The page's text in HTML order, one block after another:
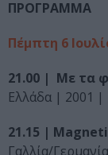
ΠΡΟΓΡΑΜΜΑ
Πέμπτη 6
21.00 | Με τα
Ελλάδα | 2001 |
21.15 |
Γαλλία/